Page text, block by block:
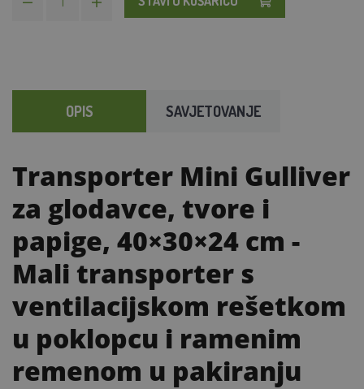
OPIS SAVJETOVANJE
Transporter Mini Gulliver
za glodavce, tvore i
papige, 40×30×24 cm -
Mali transporter s
ventilacijskom rešetkom
u poklopcu i ramenim
remenom u pakiranju